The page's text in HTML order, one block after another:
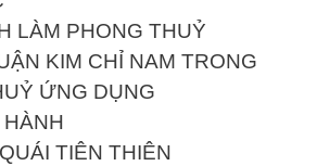
LÀM PHONG THUỶ
KIM CHỈ NAM TRONG
ỨNG DỤNG
TIÊN THIÊN